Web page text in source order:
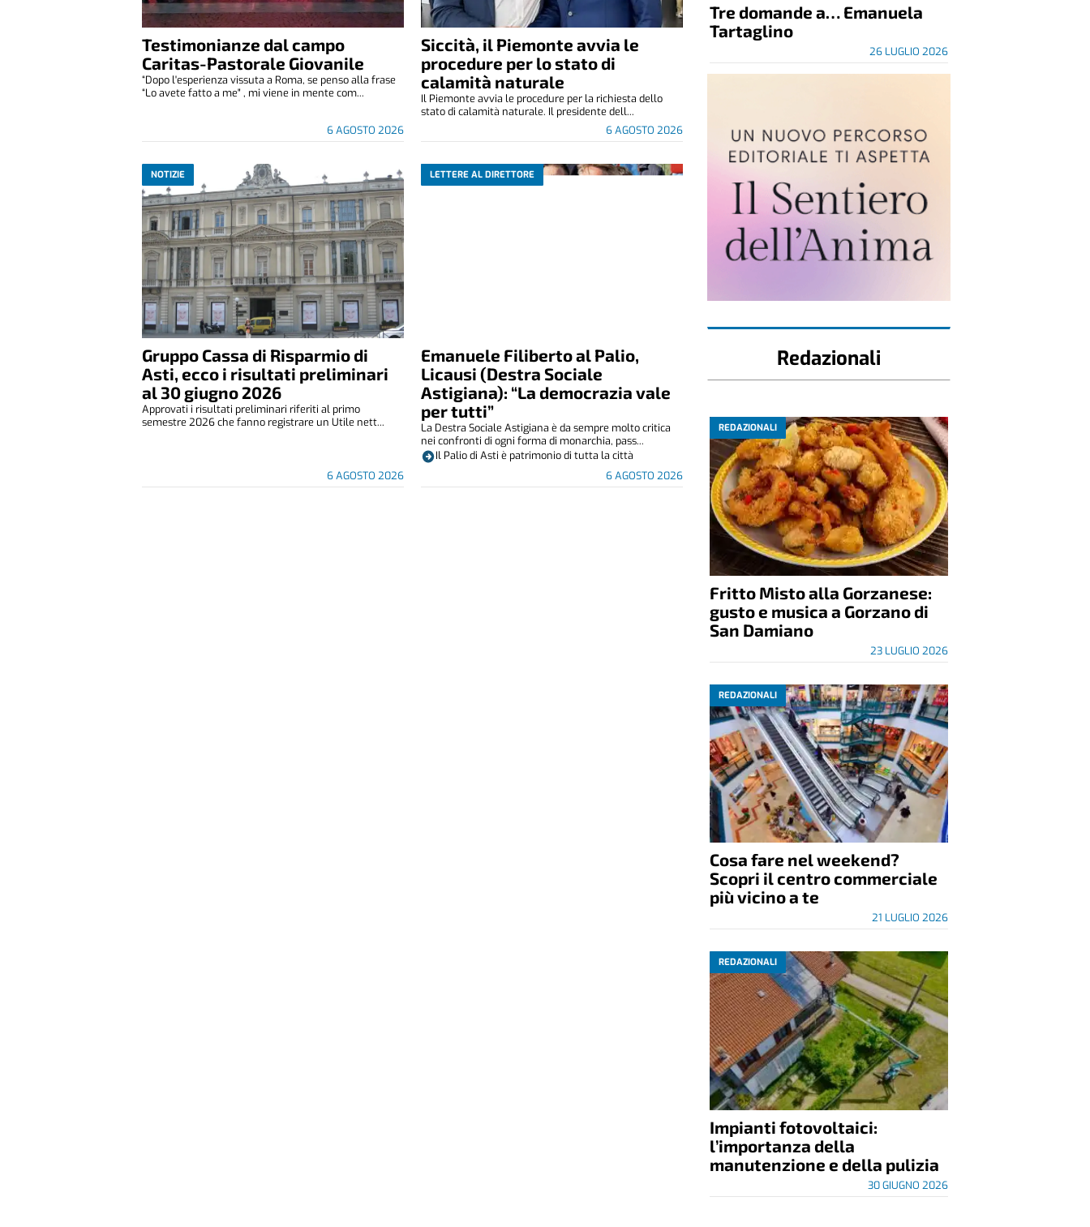
Testimonianze dal campo
Caritas-Pastorale Giovanile
6 AGOSTO 2026
“Dopo l'esperienza vissuta a Roma, se penso alla frase
“Lo avete fatto a me" , mi viene in mente com...
Siccità, il Piemonte avvia le
procedure per lo stato di
calamità naturale
6 AGOSTO 2026
Il Piemonte avvia le procedure per la richiesta dello
stato di calamità naturale. Il presidente dell...
NOTIZIE
Gruppo Cassa di Risparmio di
Asti, ecco i risultati preliminari
al 30 giugno 2026
6 AGOSTO 2026
Approvati i risultati preliminari riferiti al primo
semestre 2026 che fanno registrare un Utile nett...
LETTERE AL DIRETTORE
Emanuele Filiberto al Palio,
Licausi (Destra Sociale
Astigiana): “La democrazia vale
per tutti”
6 AGOSTO 2026
La Destra Sociale Astigiana è da sempre molto critica
nei confronti di ogni forma di monarchia, pass...
Il Palio di Asti è patrimonio di tutta la città
Tre domande a… Emanuela
Tartaglino
26 LUGLIO 2026
Redazionali
REDAZIONALI
Fritto Misto alla Gorzanese:
gusto e musica a Gorzano di
San Damiano
23 LUGLIO 2026
REDAZIONALI
Cosa fare nel weekend?
Scopri il centro commerciale
più vicino a te
21 LUGLIO 2026
REDAZIONALI
Impianti fotovoltaici:
l’importanza della
manutenzione e della pulizia
30 GIUGNO 2026